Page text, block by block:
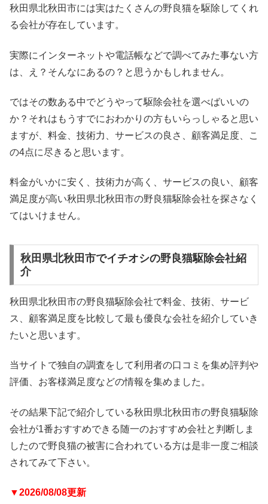
秋田県北秋田市には実はたくさんの野良猫を駆除してくれ
る会社が存在しています。
実際にインターネットや電話帳などで調べてみた事ない方
は、え？そんなにあるの？と思うかもしれません。
ではその数ある中でどうやって駆除会社を選べばいいの
か？それはもうすでにおわかりの方もいらっしゃると思い
ますが、料金、技術力、サービスの良さ、顧客満足度、こ
の4点に尽きると思います。
料金がいかに安く、技術力が高く、サービスの良い、顧客
満足度が高い秋田県北秋田市の野良猫駆除会社を探さなく
てはいけません。
秋田県北秋田市でイチオシの野良猫駆除会社紹
介
秋田県北秋田市の野良猫駆除会社で料金、技術、サービ
ス、顧客満足度を比較して最も優良な会社を紹介していき
たいと思います。
当サイトで独自の調査をして利用者の口コミを集め評判や
評価、お客様満足度などの情報を集めました。
その結果下記で紹介している秋田県北秋田市の野良猫駆除
会社が1番おすすめできる随一のおすすめ会社と判断しま
したので野良猫の被害に合われている方は是非一度ご相談
されてみて下さい。
▼2026/08/08更新